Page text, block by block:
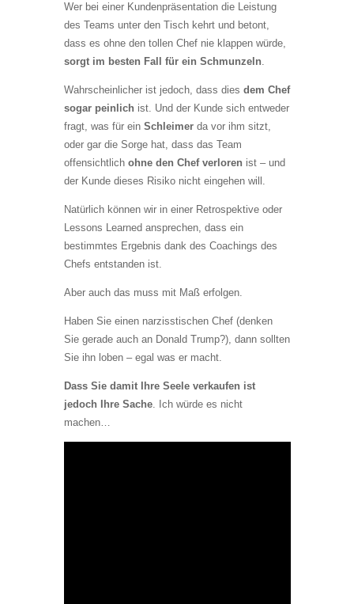
Wer bei einer Kundenpräsentation die Leistung
des Teams unter den Tisch kehrt und betont,
dass es ohne den tollen Chef nie klappen würde,
sorgt im besten Fall für ein Schmunzeln.
Wahrscheinlicher ist jedoch, dass dies dem Chef
sogar peinlich ist. Und der Kunde sich entweder
fragt, was für ein Schleimerda vor ihm sitzt,
oder gar die Sorge hat, dass das Team
offensichtlich ohne den Chef verloren ist – und
der Kunde dieses Risiko nicht eingehen will.
Natürlich können wir in einer Retrospektive oder
Lessons Learned ansprechen, dass ein
bestimmtes Ergebnis dank des Coachings des
Chefs entstanden ist.
Aber auch das muss mit Maß erfolgen.
Haben Sie einen narzisstischen Chef (denken
Sie gerade auch an Donald Trump?), dann sollten
Sie ihn loben – egal was er macht.
Dass Sie damit Ihre Seele verkaufen ist
jedoch Ihre Sache. Ich würde es nicht
machen…